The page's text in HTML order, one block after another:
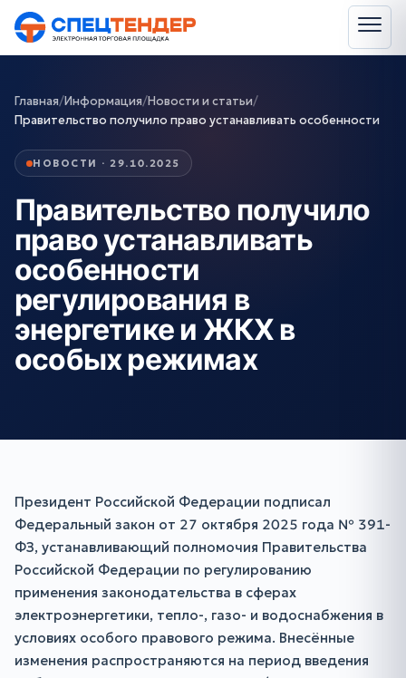
Главная/Информация/Новости и статьи/
Правительство получило право устанавливать особенности
НОВОСТИ · 29.10.2025
Правительство получило
право устанавливать
особенности
регулирования в
энергетике и ЖКХ в
особых режимах
Президент Российской Федерации подписал
Федеральный закон от 27 октября 2025 года № 391-
ФЗ, устанавливающий полномочия Правительства
Российской Федерации по регулированию
применения законодательства в сферах
электроэнергетики, тепло-, газо- и водоснабжения в
условиях особого правового режима. Внесённые
изменения распространяются на период введения